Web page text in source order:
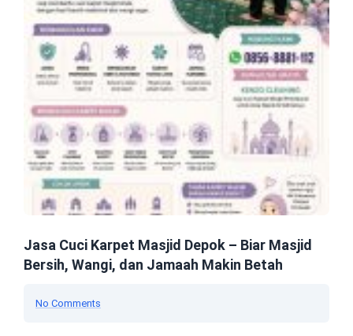
Jasa Cuci Karpet Masjid Depok – Biar Masjid
Bersih, Wangi, dan Jamaah Makin Betah
No Comments